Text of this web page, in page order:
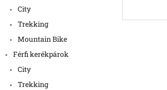
City
Trekking
Mountain Bike
Férfi kerékpárok
City
Trekking